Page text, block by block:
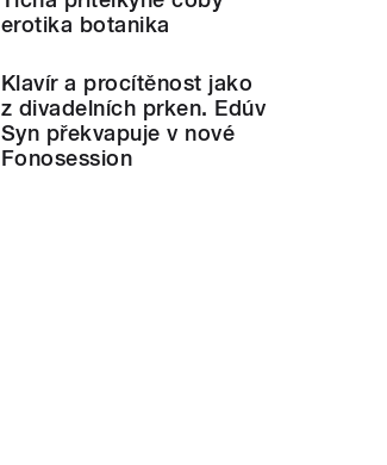
erotika botanika
Klavír a procítěnost jako
z divadelních prken. Edúv
Syn překvapuje v nové
Fonosession